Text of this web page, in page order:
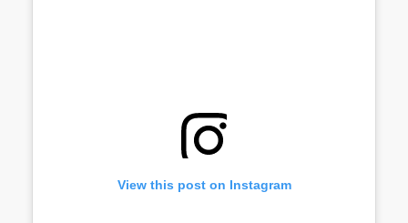
View this post on Instagram